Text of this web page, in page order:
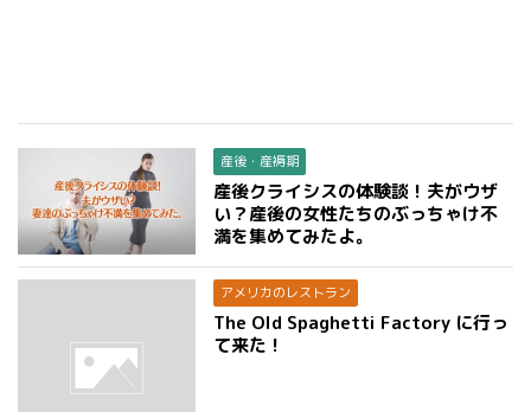
産後・産褥期
産後クライシスの体験談！夫がウザ
い？産後の女性たちのぶっちゃけ不
満を集めてみたよ。
アメリカのレストラン
The Old Spaghetti Factory に行っ
て来た！